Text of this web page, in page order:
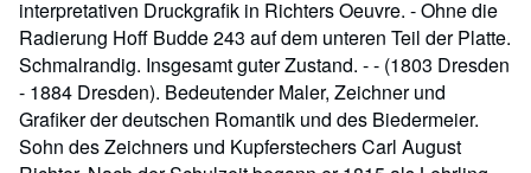
interpretativen Druckgrafik in Richters Oeuvre. - Ohne die
Radierung Hoff Budde 243 auf dem unteren Teil der Platte.
Schmalrandig. Insgesamt guter Zustand. - - (1803 Dresden
- 1884 Dresden). Bedeutender Maler, Zeichner und
Grafiker der deutschen Romantik und des Biedermeier.
Sohn des Zeichners und Kupferstechers Carl August